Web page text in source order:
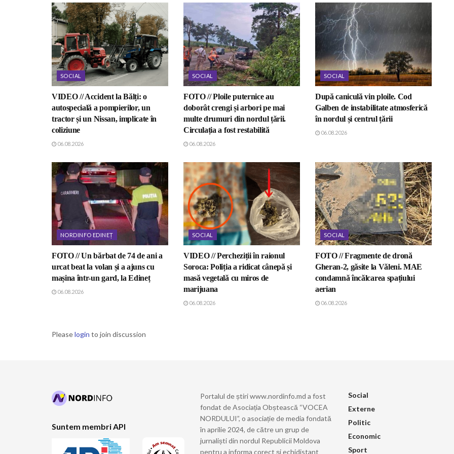
SOCIAL
VIDEO // Accident la Bălți: o
autospecială a pompierilor, un
tractor și un Nissan, implicate în
coliziune
06.08.2026
SOCIAL
FOTO // Ploile puternice au
doborât crengi și arbori pe mai
multe drumuri din nordul țării.
Circulația a fost restabilită
06.08.2026
SOCIAL
După caniculă vin ploile. Cod
Galben de instabilitate atmosferică
în nordul și centrul țării
06.08.2026
NORDINFO EDINEȚ
FOTO // Un bărbat de 74 de ani a
urcat beat la volan și a ajuns cu
mașina într-un gard, la Edineț
06.08.2026
SOCIAL
VIDEO // Percheziții în raionul
Soroca: Poliția a ridicat cânepă și
masă vegetală cu miros de
marijuana
06.08.2026
SOCIAL
FOTO // Fragmente de dronă
Gheran-2, găsite la Văleni. MAE
condamnă încălcarea spațiului
aerian
06.08.2026
Pleaselogin to join discussion
Suntem membri API
Portalul de știri www.nordinfo.md a fost
fondat de Asociația Obștească “VOCEA
NORDULUI”, o asociație de media fondată
în aprilie 2024, de către un grup de
jurnaliști din nordul Republicii Moldova
pentru a informa corect şi echidistant
Social
Externe
Politic
Economic
Sport